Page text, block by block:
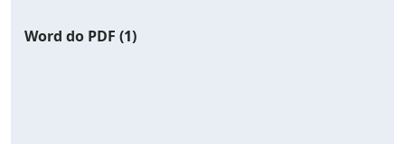
Word do PDF (1)